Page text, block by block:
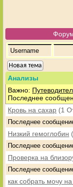
Новая тема
Анализы
Важно:
Последнее
Кровь на сахар (1
Последнее
Низкий гемоглобин
Последнее
Проверка на
Последнее
как собрать мочу